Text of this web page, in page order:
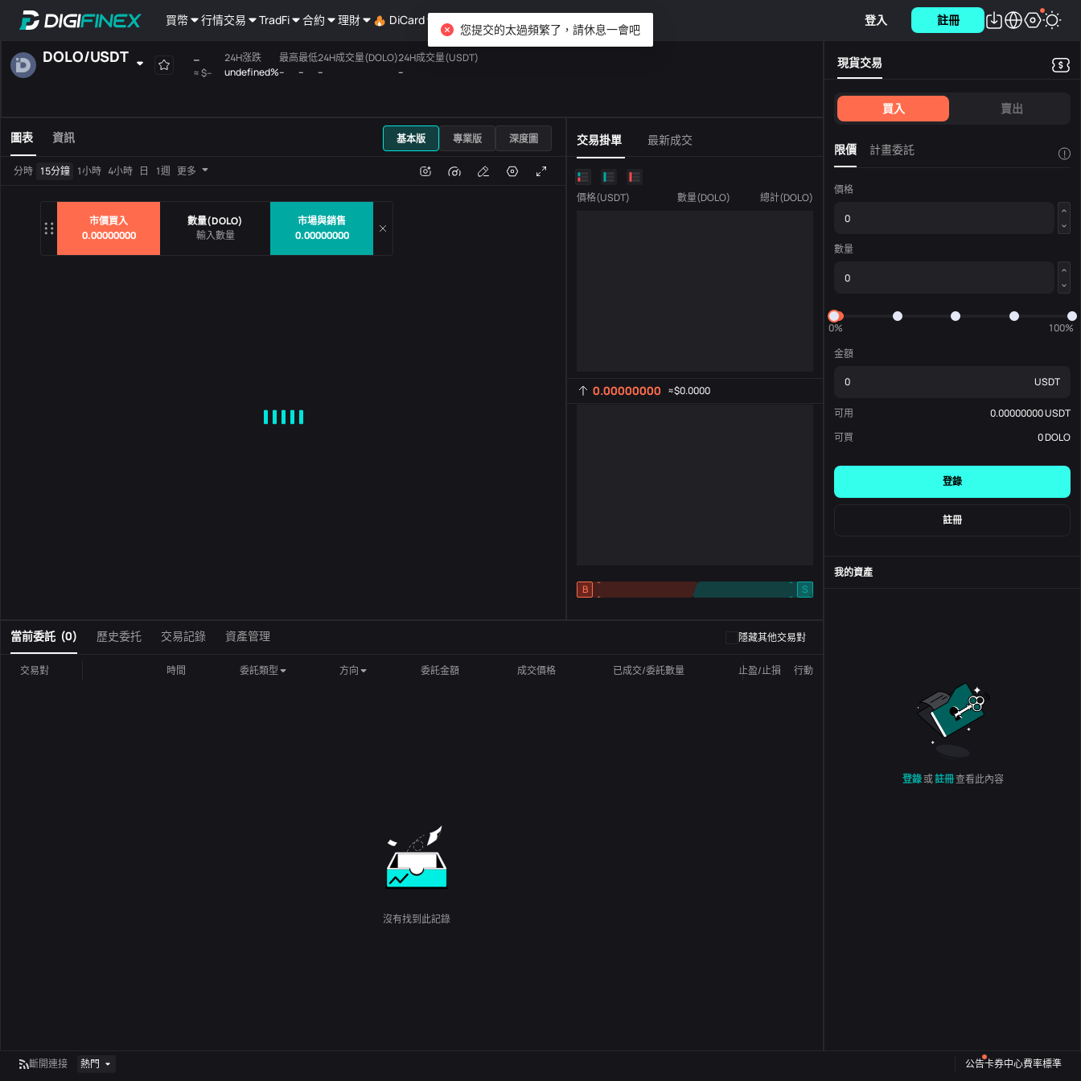
買幣 行情交易 TradFi 合約 理財 DiCard 探索 登入 註冊
市價買入
0.00000000
數量(DOLO)
市場與銷售
0.00000000
DOLO/USDT --
≈$--
24H涨跌
undefined%
最高
--
最低
--
24H成交量(DOLO)
--
24H成交量(USDT)
--
全部 Mainboard USDT
交易對 成交量
圖表 資訊 基本版 專業版 深度圖
分時 15分鐘 1小時 4小時 日 1週 更多
交易掛單 最新成交
價格(USDT) 數量(DOLO) 總計(DOLO)
0.00000000 ≈$0.0000
B
-
-
S
-
-
當前委託 (0) 歷史委托 交易記錄 資產管理 隱藏其他交易對
交易對 時間 委託類型 方向 委託金額 成交價格 已成交/委託數量 止盈/止損 行動
沒有找到此記錄
現貨交易
買入 賣出
限價 計畫委託 !
價格
數量
0%
100%
金額
USDT
可用 0.00000000USDT
可買
0DOLO
登錄
註冊
我的資產
登錄或註冊查看此內容
斷開連接 熱門 公告卡券中心費率標準
您提交的太過頻繁了，請休息一會吧